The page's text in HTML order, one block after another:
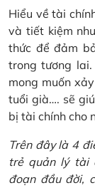
Hiểu về tài
và tiết kiệm
thức để đảm
trong tương
mong muốn
tuổi già…. sẽ
bị tài chính cho
Trên đây là 4
trẻ quản lý tài
đoạn đầu đời,